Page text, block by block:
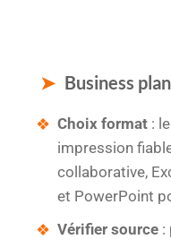
Business
Choix format :
impression
collaborative,
et PowerPoint
Vérifier source :